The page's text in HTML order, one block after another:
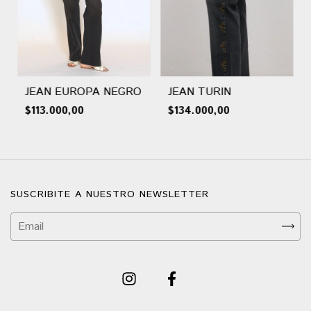
JEAN EUROPA NEGRO
$113.000,00
JEAN TURIN
$134.000,00
SUSCRIBITE A NUESTRO NEWSLETTER